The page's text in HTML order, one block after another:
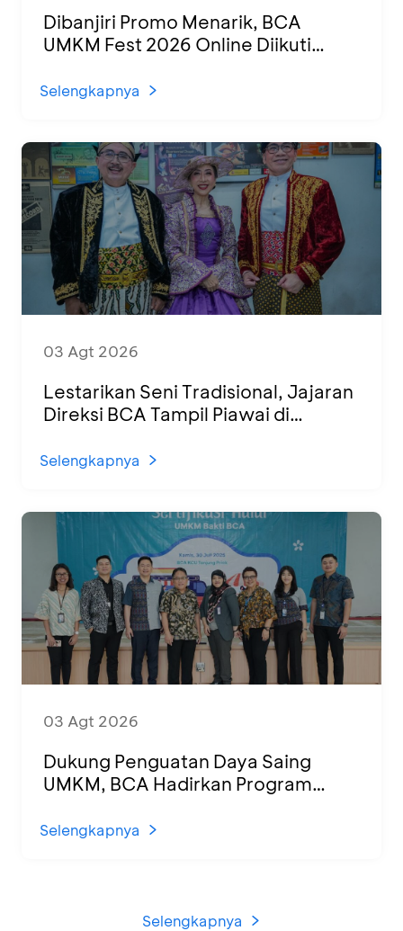
Dibanjiri Promo Menarik, BCA
UMKM Fest 2026 Online Diikuti
Selengkapnya
03 Agt 2026
Lestarikan Seni Tradisional, Jajaran
Direksi BCA Tampil Piawai di
Selengkapnya
03 Agt 2026
Dukung Penguatan Daya Saing
UMKM, BCA Hadirkan Program
di KCU Tanjung Priok
Selengkapnya
Selengkapnya